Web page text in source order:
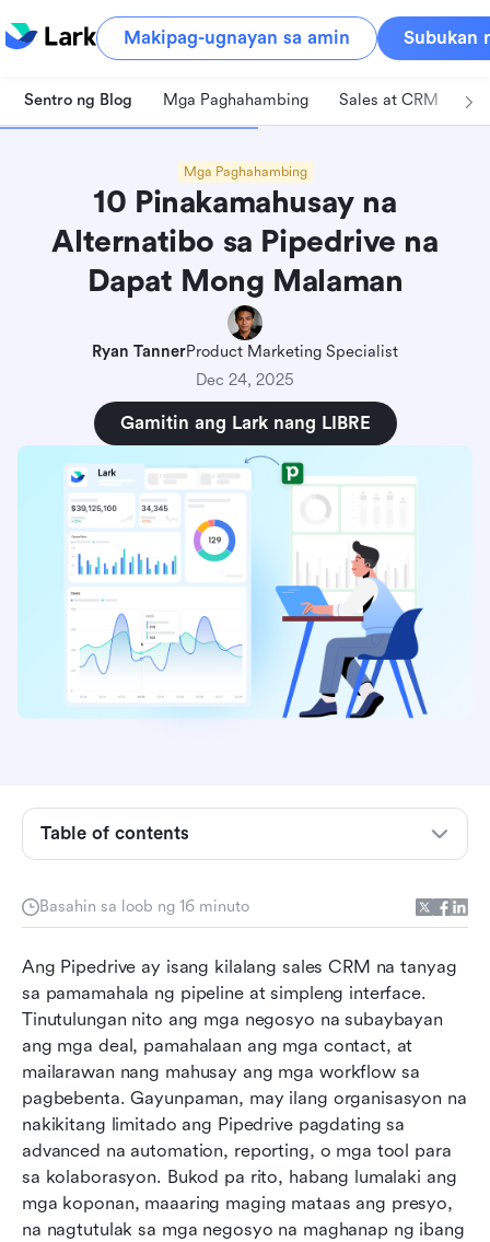
Makipag-ugnayan sa amin Subukan
Sentro ng Blog Mga Paghahambing Sales at CRM
Mga Paghahambing
10 Pinakamahusay na
Alternatibo sa Pipedrive na
Dapat Mong Malaman
Ryan TannerProduct Marketing Specialist
Dec 24, 2025
Gamitin ang Lark nang LIBRE
Basahin sa loob ng 16 minuto
Ang Pipedrive ay isang kilalang sales CRM na tanyag
sa pamamahala ng pipeline at simpleng interface.
Tinutulungan nito ang mga negosyo na subaybayan
ang mga deal, pamahalaan ang mga contact, at
mailarawan nang mahusay ang mga workflow sa
pagbebenta. Gayunpaman, may ilang organisasyon na
nakikitang limitado ang Pipedrive pagdating sa
advanced na automation, reporting, o mga tool para
sa kolaborasyon. Bukod pa rito, habang lumalaki ang
mga koponan, maaaring maging mataas ang presyo,
na nagtutulak sa mga negosyo na maghanap ng ibang
Table of contents
Paghahambing ng CRM software: Mga
kakompetensya ng Pipedrive sa isang tingin
10 Pinakamahusay na mga kakompetensya ng
Pipedrive na kailangan mong subukan
Bakit maghanap ng alternatibo sa Pipedrive?
Paano pumili ng tamang alternatibo sa Pipedrive
Konklusyon
Mga Madalas Itanong
Kaugnay na pagbasa